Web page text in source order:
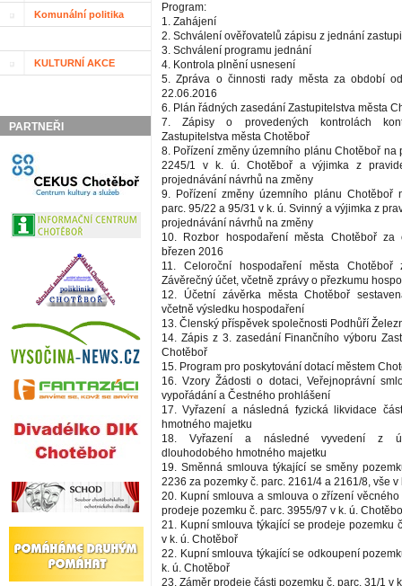
Komunální politika
KULTURNÍ AKCE
PARTNEŘI
Program:
1. Zahájení
2. Schválení ověřovatelů zápisu z jednání
3. Schválení programu jednání
4. Kontrola plnění usnesení
5. Zpráva o činnosti rady města za období
22.06.2016
6. Plán řádných zasedání Zastupitelstva města
7. Zápisy o provedených kontrolách
Zastupitelstva města Chotěboř
8. Pořízení změny územního plánu Chotěboř na
2245/1 v k. ú. Chotěboř a výjimka z
projednávání návrhů na změny
9. Pořízení změny územního plánu Chotěboř
parc. 95/22 a 95/31 v k. ú. Svinný a výjimka z
projednávání návrhů na změny
10. Rozbor hospodaření města Chotěboř
březen 2016
11. Celoroční hospodaření města
Závěrečný účet, včetně zprávy o přezkumu
12. Účetní závěrka města Chotěboř
včetně výsledku hospodaření
13. Členský příspěvek společnosti Podhůří
14. Zápis z 3. zasedání Finančního výboru
Chotěboř
15. Program pro poskytování dotací městem
16. Vzory Žádosti o dotaci, Veřejnoprávní
vypořádání a Čestného prohlášení
17. Vyřazení a následná fyzická likvidace
hmotného majetku
18. Vyřazení a následné vyvedení z
dlouhodobého hmotného majetku
19. Směnná smlouva týkající se směny
2236 za pozemky č. parc. 2161/4 a 2161/8, vše v
20. Kupní smlouva a smlouva o zřízení
prodeje pozemku č. parc. 3955/97 v k. ú.
21. Kupní smlouva týkající se prodeje pozemku
v k. ú. Chotěboř
22. Kupní smlouva týkající se odkoupení
k. ú. Chotěboř
23. Záměr prodeje části pozemku č. parc. 31/1 v